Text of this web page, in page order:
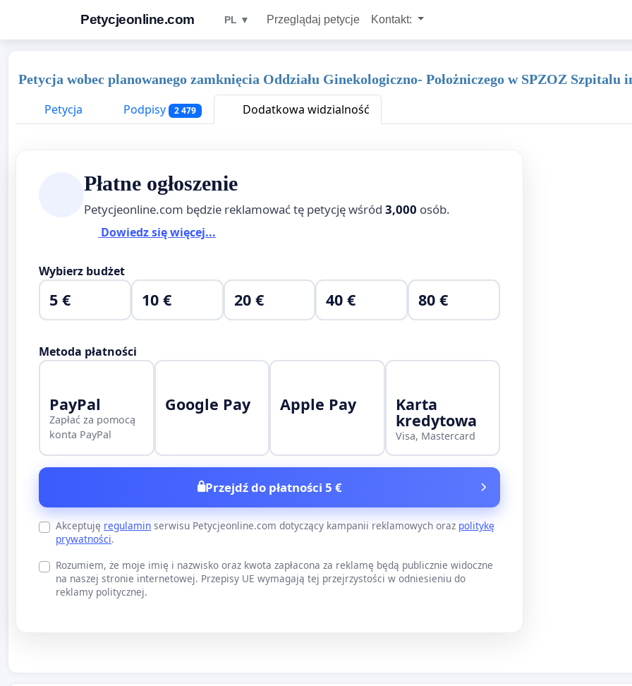
Petycjeonline.com PL ▼ Przeglądaj petycje Kontakt:
Petycja wobec planowanego zamknięcia Oddziału Ginekologiczno- Położniczego w SPZOZ
Petycja
Podpisy 2 479 Dodatkowa widzialność
Płatne ogłoszenie
Petycjeonline.com będzie reklamować tę petycję wśród 3,000 osób.
Dowiedz się więcej...
Wybierz budżet
5 € 10 € 20 € 40 € 80 €
Metoda płatności
PayPal
Zapłać za pomocą
konta PayPal
Google Pay Apple Pay Karta
kredytowa
Visa, Mastercard
Przejdź do płatności 5 €
Akceptuję regulamin serwisu Petycjeonline.com dotyczący kampanii reklamowych oraz politykę
prywatności.
Rozumiem, że moje imię i nazwisko oraz kwota zapłacona za reklamę będą publicznie widoczne
na naszej stronie internetowej. Przepisy UE wymagają tej przejrzystości w odniesieniu do
reklamy politycznej.